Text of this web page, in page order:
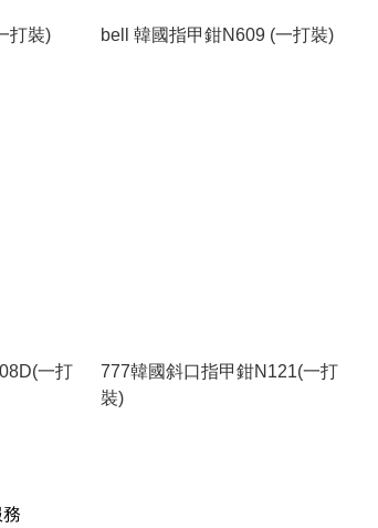
打裝) bell 韓國指甲鉗N609 (一打裝)
一打
777韓國斜口指甲鉗N121(一打
裝)